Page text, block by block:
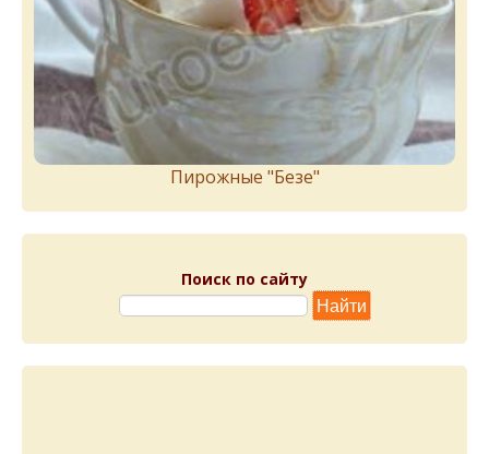
Пирожныe "Бeзe"
Поиск по сайту